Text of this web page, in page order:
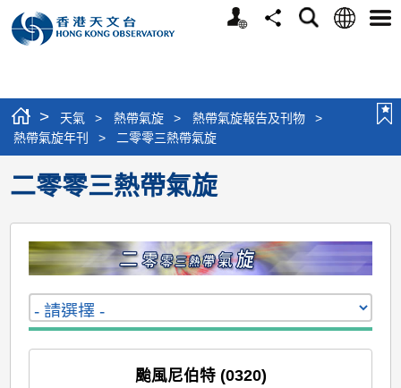
個
分
搜
語
選
> 天氣 > 熱帶氣旋 > 熱帶氣旋報告及刊物
>
熱帶氣旋年刊
> 二零零三熱帶氣旋
二零零三熱帶氣旋
颱風尼伯特 (0320)